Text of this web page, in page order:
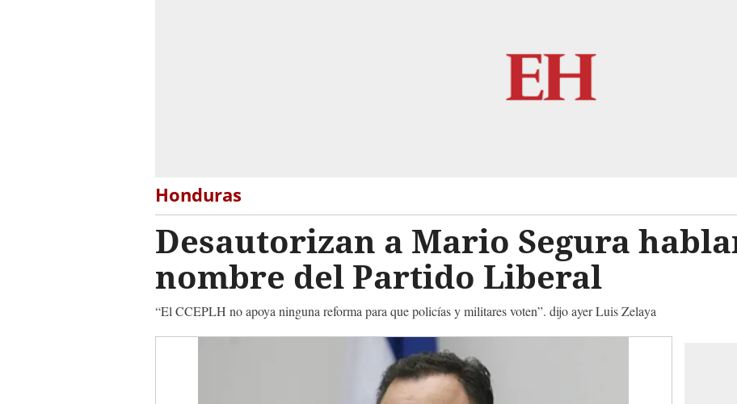
Honduras
Desautorizan a Mario Segura
nombre del Partido Liberal
“El CCEPLH no apoya ninguna reforma para que policías y militares voten”. dijo ayer Luis Zelaya